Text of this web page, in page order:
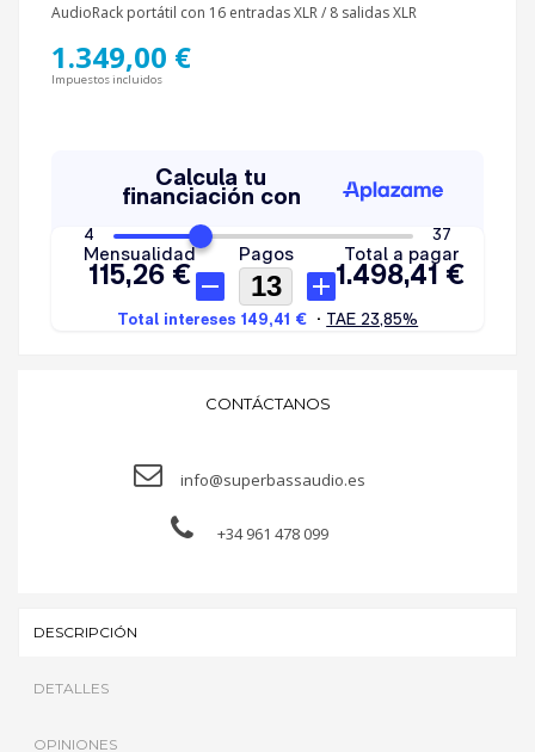
AudioRack portátil con 16 entradas XLR / 8 salidas XLR
1.349,00 €
Impuestos incluidos
CONTÁCTANOS
info@superbassaudio.es
+34 961 478 099
DESCRIPCIÓN
DETALLES
OPINIONES